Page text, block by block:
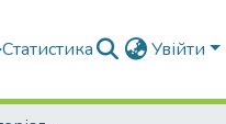
Статистика Увійти